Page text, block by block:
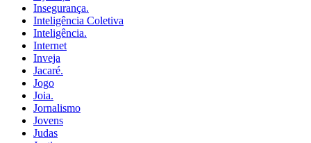
Insegurança.
Inteligência Coletiva
Inteligência.
Internet
Inveja
Jacaré.
Jogo
Joia.
Jornalismo
Jovens
Judas